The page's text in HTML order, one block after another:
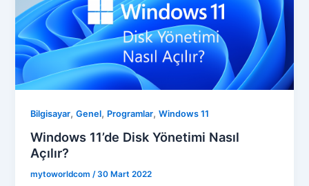
Bilgisayar,Genel, Programlar,Windows 11
Windows 11’de Disk Yönetimi Nasıl
Açılır?
mytoworldcom/30 Mart 2022